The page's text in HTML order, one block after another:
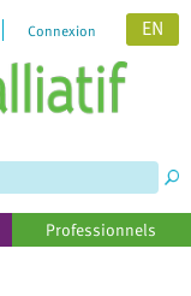
Connexion EN
Professionnels